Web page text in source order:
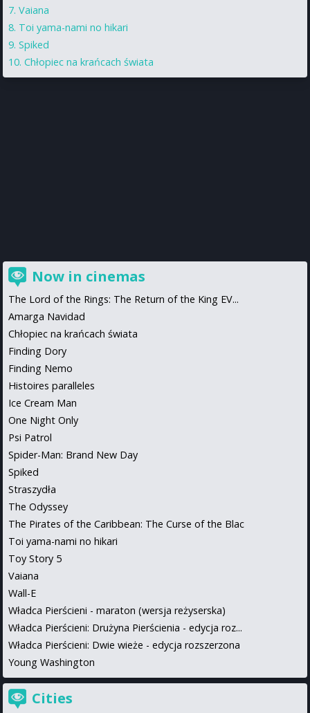
Vaiana
Toi yama-nami no hikari
Spiked
Chłopiec na krańcach świata
Now in cinemas
The Lord of the Rings: The Return of the King EV...
Amarga Navidad
Chłopiec na krańcach świata
Finding Dory
Finding Nemo
Histoires paralleles
Ice Cream Man
One Night Only
Psi Patrol
Spider-Man: Brand New Day
Spiked
Straszydła
The Odyssey
The Pirates of the Caribbean: The Curse of the Blac
Toi yama-nami no hikari
Toy Story 5
Vaiana
Wall-E
Władca Pierścieni - maraton (wersja reżyserska)
Władca Pierścieni: Drużyna Pierścienia - edycja roz...
Władca Pierścieni: Dwie wieże - edycja rozszerzona
Young Washington
Cities